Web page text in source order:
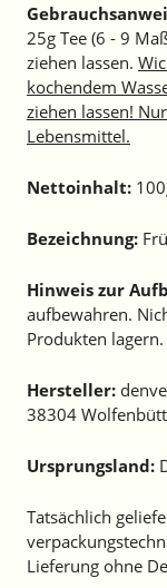
25g Tee (6 - 9
ziehen lassen.
kochendem
ziehen lassen!
Lebensmittel.
Nettoinhalt:
Bezeichnung:
Hinweis zur
aufbewahren.
Produkten lagern.
Hersteller:
38304
Ursprungsland:
Tatsächlich
Lieferung ohne